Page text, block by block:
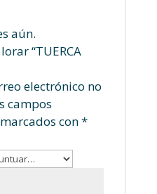
aún.
“TUERCA
electrónico no
campos
con*